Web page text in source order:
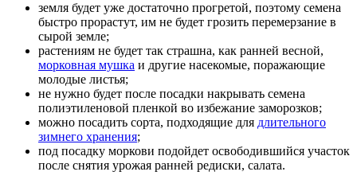
земля будет уже достаточно прогретой, поэтому семена
быстро прорастут, им не будет грозить перемерзание в
сырой земле;
растениям не будет так страшна, как ранней весной,
морковная мушка и другие насекомые, поражающие
молодые листья;
не нужно будет после посадки накрывать семена
полиэтиленовой пленкой во избежание заморозков;
можно посадить сорта, подходящие для длительного
зимнего хранения;
под посадку моркови подойдет освободившийся участок
после снятия урожая ранней редиски, салата.